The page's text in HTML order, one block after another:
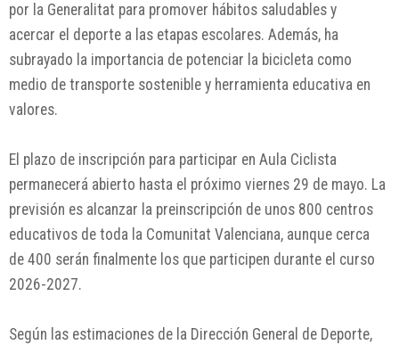
por la Generalitat para promover hábitos saludables y
acercar el deporte a las etapas escolares. Además, ha
subrayado la importancia de potenciar la bicicleta como
medio de transporte sostenible y herramienta educativa en
valores.
El plazo de inscripción para participar en Aula Ciclista
permanecerá abierto hasta el próximo viernes 29 de mayo. La
previsión es alcanzar la preinscripción de unos 800 centros
educativos de toda la Comunitat Valenciana, aunque cerca
de 400 serán finalmente los que participen durante el curso
2026-2027.
Según las estimaciones de la Dirección General de Deporte,